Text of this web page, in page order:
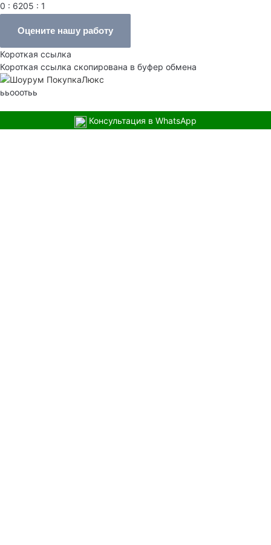
0 : 6205 : 1
Оцените нашу работу
Короткая ссылка
Короткая ссылка скопирована в буфер обмена
ььооотьь
Консультация в WhatsApp